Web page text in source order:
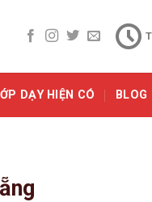
DẠY HIỆN CÓ BLOG